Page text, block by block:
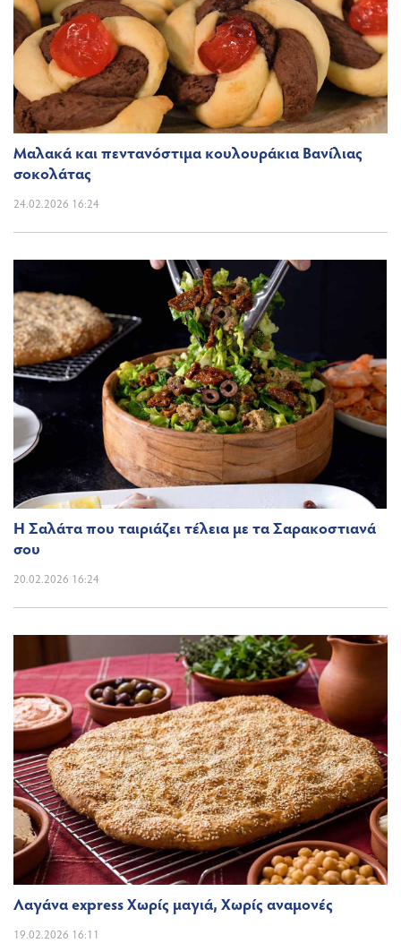
Μαλακά και πεντανόστιμα κουλουράκια Βανίλιας
σοκολάτας
24.02.2026 16:24
Η Σαλάτα που ταιριάζει τέλεια με τα Σαρακοστιανά
σου
20.02.2026 16:24
Λαγάνα express Χωρίς μαγιά, Χωρίς αναμονές
19.02.2026 16:11